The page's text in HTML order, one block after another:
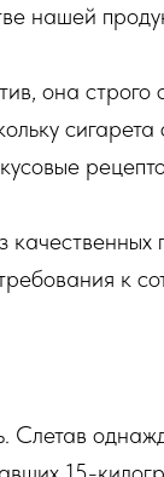
нашей
она строго
к
Слетав